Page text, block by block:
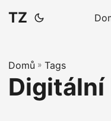
TZ
Domů » Tags
Digitální